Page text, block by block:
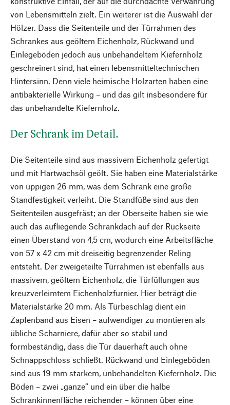
von Lebensmitteln zielt. Ein weiterer ist die Auswahl der
Hölzer. Dass die Seitenteile und der Türrahmen des
Schrankes aus geöltem Eichenholz, Rückwand und
Einlegeböden jedoch aus unbehandeltem Kiefernholz
geschreinert sind, hat einen lebensmitteltechnischen
Hintersinn. Denn viele heimische Holzarten haben eine
antibakterielle Wirkung – und das gilt insbesondere für
das unbehandelte Kiefernholz.
Der Schrank im Detail.
Die Seitenteile sind aus massivem Eichenholz gefertigt
und mit Hartwachsöl geölt. Sie haben eine Materialstärke
von üppigen 26 mm, was dem Schrank eine große
Standfestigkeit verleiht. Die Standfüße sind aus den
Seitenteilen ausgefräst; an der Oberseite haben sie wie
auch das aufliegende Schrankdach auf der Rückseite
einen Überstand von 4,5 cm, wodurch eine Arbeitsfläche
von 57 x 42 cm mit dreiseitig begrenzender Reling
entsteht. Der zweigeteilte Türrahmen ist ebenfalls aus
massivem, geöltem Eichenholz, die Türfüllungen aus
kreuzverleimtem Eichenholzfurnier. Hier beträgt die
Materialstärke 20 mm. Als Türbeschlag dient ein
Zapfenband aus Eisen – aufwendiger zu montieren als
übliche Scharniere, dafür aber so stabil und
formbeständig, dass die Tür dauerhaft auch ohne
Schnappschloss schließt. Rückwand und Einlegeböden
sind aus 19 mm starkem, unbehandelten Kiefernholz. Die
Böden – zwei „ganze“ und ein über die halbe
Schrankinnenfläche reichender – können über eine